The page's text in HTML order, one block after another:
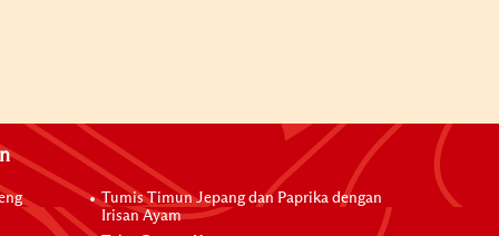
Tumis Timun Jepang dan Paprika dengan
Irisan Ayam